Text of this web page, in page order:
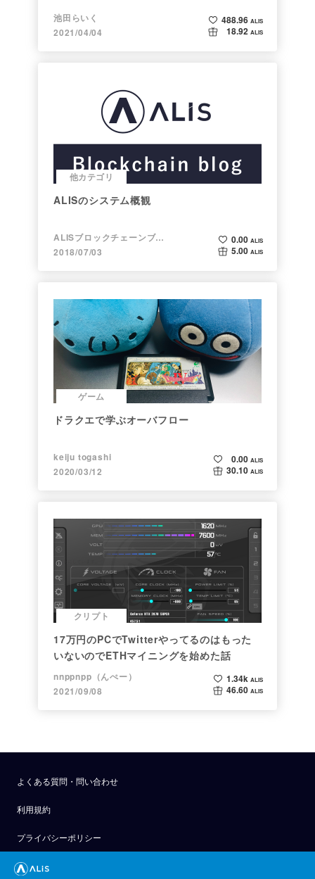
池田らいく
2021/04/04
488.96 ALIS
18.92 ALIS
他カテゴリ
ALISのシステム概観
ALISブロックチェーンブログ
2018/07/03
0.00 ALIS
5.00 ALIS
ゲーム
ドラクエで学ぶオーバフロー
keiju togashi
2020/03/12
0.00 ALIS
30.10 ALIS
クリプト
17万円のPCでTwitterやってるのはもった
いないのでETHマイニングを始めた話
nnppnpp（んぺー）
2021/09/08
1.34k ALIS
46.60 ALIS
よくある質問・問い合わせ
利用規約
プライバシーポリシー
公式アナウンス